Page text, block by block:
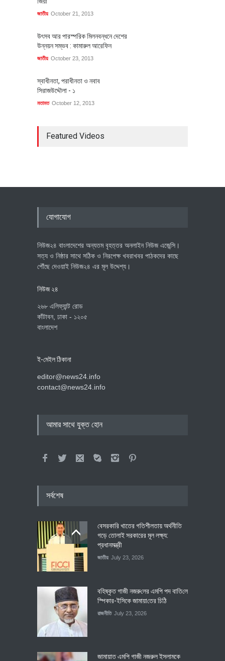
জাতীয় October 21, 2013
উৎসব আর পারস্পরিক মিলনবন্ধনে দেশের
উন্নয়ন সম্ভব : কামারুল আরেফিন
জাতীয় October 23, 2013
স্বাধীনতা, পরাধীনতা ও নবাব
সিরাজউদ্দৌলা - ১
মতামত October 12, 2013
Featured Videos
যোগাযোগ
নিউজ২৪ বাংলাদেশের অন্যতম বৃহত্তর অনলাইন নিউজ এজেন্সি।
সত্য ও নিষ্ঠার সাথে সঠিক ও নিরপেক্ষ খবরাখবর পাঠকদের কাছে
পৌঁছে দেওয়াই নিউজ২৪ এর মূল উদ্দেশ্য।
নিউজ ২৪
২৬৮ এলিফ্যান্ট রোড
কাঁটাবন, ঢাকা - ১২০৫
বাংলাদেশ
ই-মেইল ঠিকানা
editor@news24.info
contact@news24.info
আমার সাথে যুক্ত হোন
সর্বশেষ
বেসরকারি খাতের গতিশীলতায় অর্থনীতি
গড়ে তোলাই সরকারের মূল লক্ষ্য:
প্রধানমন্ত্রী
জাতীয় July 23, 2026
বহিষ্কৃত গাজী নজরু‌লের এম‌পি পদ বা‌তি‌লে
স্পিকার-ইসিকে জামায়া‌তের চি‌ঠি
রাজনীতি July 23, 2026
জামায়াত এমপি গাজী নজরুল ইসলামকে